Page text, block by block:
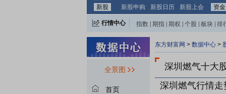
新股
新股申购 新股日历 新股上会 资金
行情中心 指数 期指 期权 个股 板块 排
全景图
首页
东方财富网 > 数据中心 >
深圳燃气十大
深圳燃气行情走